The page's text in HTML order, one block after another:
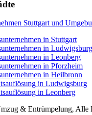
Stuttgart und
in Stuttgart
in Ludwigsburg
in Leonberg
in Pforzheim
in Heilbronn
in Ludwigsburg
in Leonberg
& Entrümpelung, Alle